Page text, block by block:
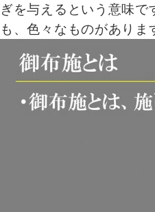
ぎを与えるという意味で
も、色々なものがありま